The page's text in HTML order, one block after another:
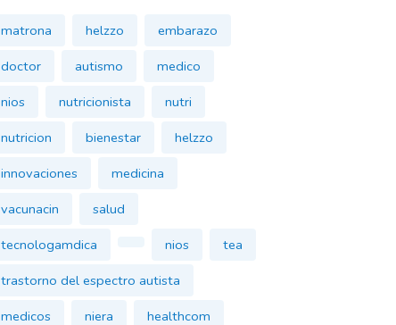
matrona helzzo
embarazo
doctor
autismo
medico
nios
nutricionista
nutri
nutricion
bienestar
helzzo
innovaciones
medicina
vacunacin
salud
tecnologamdica
nios
tea
trastorno del espectro autista
medicos
niera
healthcom